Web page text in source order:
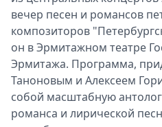
вечер песен и романсов
композиторов
он в Эрмитажном театре
Эрмитажа. Программа,
Таноновым и Алексеем
собой масштабную
романса и лирической